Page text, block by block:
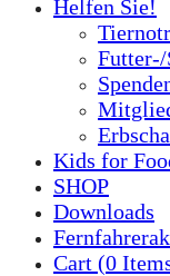
Helfen Sie!
Futter-/
Kids for
SHOP
Downloads
Cart (0